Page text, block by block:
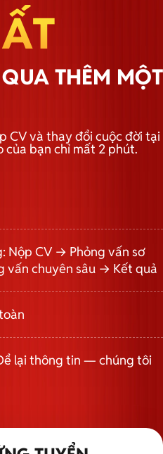
CHÍNHTHÊM MỘT
CV và thay đổi cuộc đời tại
của bạn chỉ mất 2 phút.
Nộp CV → Phỏng vấn sơ
vấn chuyên sâu → Kết quả
lại thông tin — chúng tôi